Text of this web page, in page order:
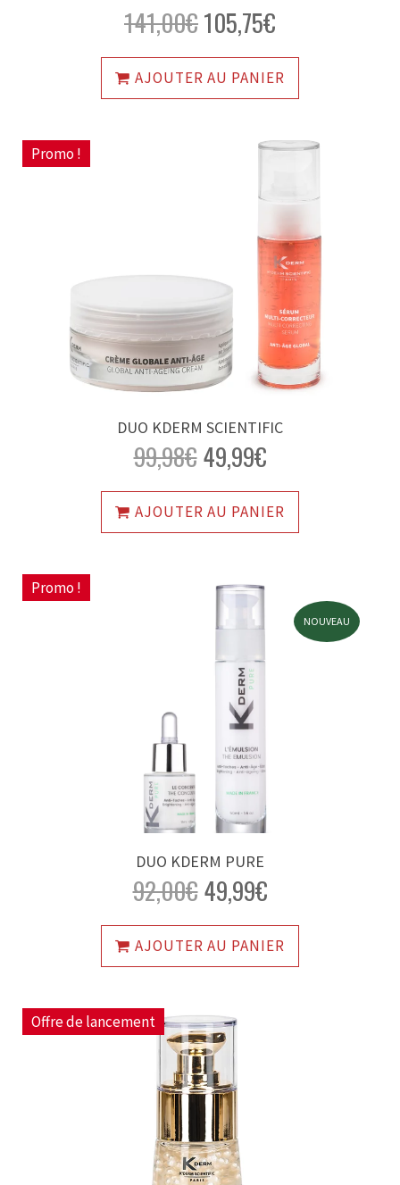
141,00€105,75€
AJOUTER AU PANIER
Promo !
DUO KDERM SCIENTIFIC
99,98€49,99€
AJOUTER AU PANIER
Promo !
NOUVEAU
DUO KDERM PURE
92,00€49,99€
AJOUTER AU PANIER
Offre de lancement